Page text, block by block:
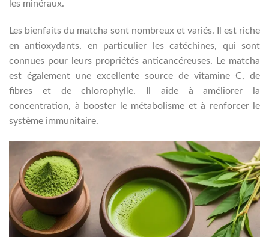
les minéraux.
Les bienfaits du matcha sont nombreux et variés. Il est riche
en antioxydants, en particulier les catéchines, qui sont
connues pour leurs propriétés anticancéreuses. Le matcha
est également une excellente source de vitamine C, de
fibres et de chlorophylle. Il aide à améliorer la
concentration, à booster le métabolisme et à renforcer le
système immunitaire.